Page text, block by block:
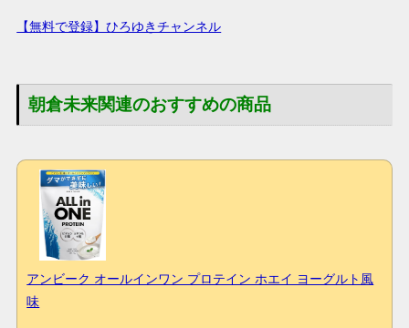
【無料で登録】ひろゆきチャンネル
朝倉未来関連のおすすめの商品
アンビーク オールインワン プロテイン ホエイ ヨーグルト風
味